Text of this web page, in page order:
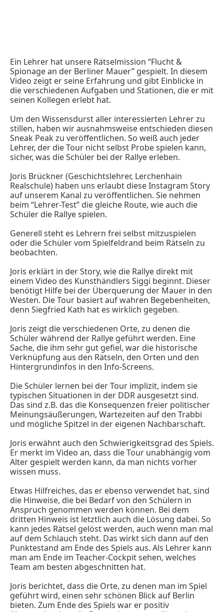
Ein Lehrer hat unsere Rätselmission “Flucht &
Spionage an der Berliner Mauer” gespielt. In diesem
Video zeigt er seine Erfahrung und gibt Einblicke in
die verschiedenen Aufgaben und Stationen, die er mit
seinen Kollegen erlebt hat.
Um den Wissensdurst aller interessierten Lehrer zu
stillen, haben wir ausnahmsweise entschieden diesen
Sneak Peak zu veröffentlichen. So weiß auch jeder
Lehrer, der die Tour nicht selbst Probe spielen kann,
sicher, was die Schüler bei der Rallye erleben.
Joris Brückner (Geschichtslehrer, Lerchenhain
Realschule) haben uns erlaubt diese Instagram Story
auf unserem Kanal zu veröffentlichen. Sie nehmen
beim “Lehrer-Test” die gleiche Route, wie auch die
Schüler die Rallye spielen.
Generell steht es Lehrern frei selbst mitzuspielen
oder die Schüler vom Spielfeldrand beim Rätseln zu
beobachten.
Joris erklärt in der Story, wie die Rallye direkt mit
einem Video des Kunsthändlers Siggi beginnt. Dieser
benötigt Hilfe bei der Überquerung der Mauer in den
Westen. Die Tour basiert auf wahren Begebenheiten,
denn Siegfried Kath hat es wirklich gegeben.
Joris zeigt die verschiedenen Orte, zu denen die
Schüler während der Rallye geführt werden. Eine
Sache, die ihm sehr gut gefiel, war die historische
Verknüpfung aus den Rätseln, den Orten und den
Hintergrundinfos in den Info-Screens.
Die Schüler lernen bei der Tour implizit, indem sie
typischen Situationen in der DDR ausgesetzt sind.
Das sind z.B. das die Konsequenzen freier politischer
Meinungsäußerungen, Wartezeiten auf den Trabbi
und mögliche Spitzel in der eigenen Nachbarschaft.
Joris erwähnt auch den Schwierigkeitsgrad des Spiels.
Er merkt im Video an, dass die Tour unabhängig vom
Alter gespielt werden kann, da man nichts vorher
wissen muss.
Etwas Hilfreiches, das er ebenso verwendet hat, sind
die Hinweise, die bei Bedarf von den Schülern in
Anspruch genommen werden können. Bei dem
dritten Hinweis ist letztlich auch die Lösung dabei. So
kann jedes Rätsel gelöst werden, auch wenn man mal
auf dem Schlauch steht. Das wirkt sich dann auf den
Punktestand am Ende des Spiels aus. Als Lehrer kann
man am Ende im Teacher-Cockpit sehen, welches
Team am besten abgeschnitten hat.
Joris berichtet, dass die Orte, zu denen man im Spiel
geführt wird, einen sehr schönen Blick auf Berlin
bieten. Zum Ende des Spiels war er positiv